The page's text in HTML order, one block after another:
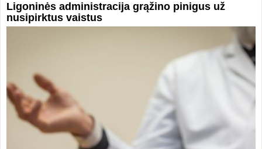
Ligoninės administracija grąžino pinigus už
nusipirktus vaistus